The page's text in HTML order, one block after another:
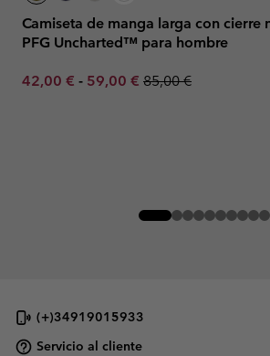
Camiseta de manga larga con cierre
PFG Uncharted™ para hombre
Minimum sale price:
42,00 € - Maximum sale price:
59,00 € Regular price:
85,00 €
(+)34919015933
Servicio al cliente